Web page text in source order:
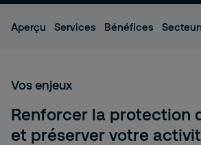
Aperçu Services Bénéfices
Vos enjeux
Renforcer la protection
et préserver votre